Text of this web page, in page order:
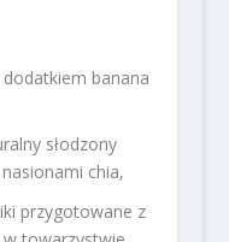
banana
słodzony
chia,
przygotowane z